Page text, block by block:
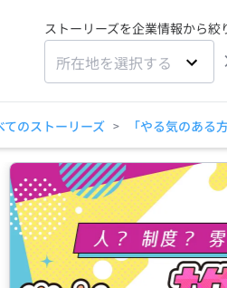
ストーリーズを企業情報から絞
所在地を選択する
てのストーリーズ > 「やる気のある